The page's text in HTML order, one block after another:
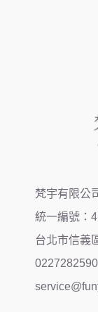
梵宇有限公
統一編號：
台北市信義
0227282590